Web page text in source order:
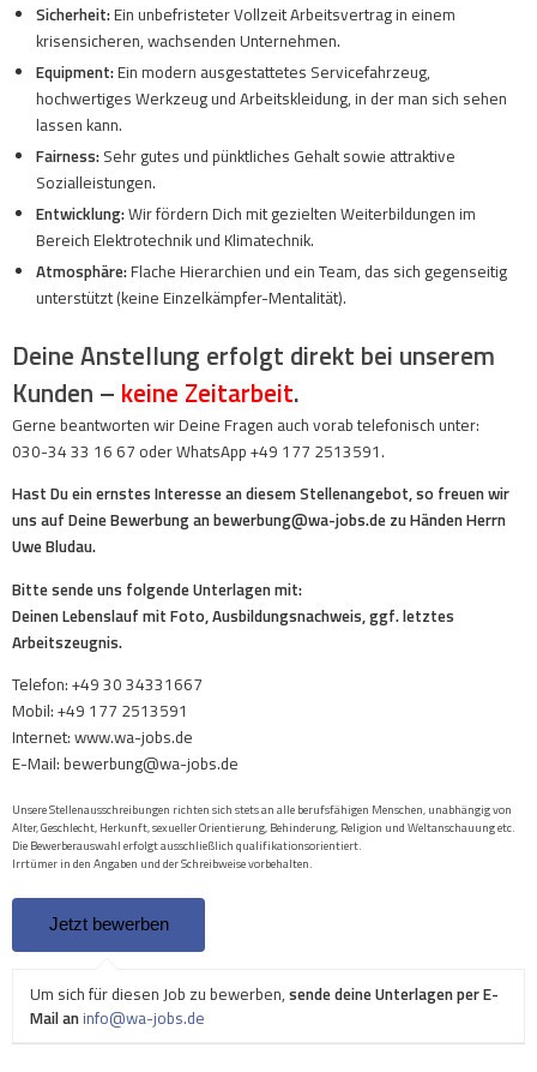
Sicherheit: Ein unbefristeter Vollzeit Arbeitsvertrag in einem
krisensicheren, wachsenden Unternehmen.
Equipment: Ein modern ausgestattetes Servicefahrzeug,
hochwertiges Werkzeug und Arbeitskleidung, in der man sich sehen
lassen kann.
Fairness: Sehr gutes und pünktliches Gehalt sowie attraktive
Sozialleistungen.
Entwicklung:Wir fördern Dich mit gezielten Weiterbildungen im
Bereich Elektrotechnik und Klimatechnik.
Atmosphäre: Flache Hierarchien und ein Team, das sich gegenseitig
unterstützt (keine Einzelkämpfer-Mentalität).
Deine Anstellung erfolgt direkt bei unserem
Kunden – keine Zeitarbeit.
Gerne beantworten wir Deine Fragen auch vorab telefonisch unter:
030-34 33 16 67 oder WhatsApp +49 177 2513591.
Hast Du ein ernstes Interesse an diesem Stellenangebot, so freuen wir
uns auf Deine Bewerbung an bewerbung@wa-jobs.de zu Händen Herrn
Uwe Bludau.
Bitte sende uns folgende Unterlagen mit:
Deinen Lebenslauf mit Foto, Ausbildungsnachweis, ggf. letztes
Arbeitszeugnis.
Telefon: +49 30 34331667
Mobil: +49 177 2513591
Internet: www.wa-jobs.de
E-Mail: bewerbung@wa-jobs.de
Unsere Stellenausschreibungen richten sich stets an alle berufsfähigen Menschen, unabhängig von
Alter, Geschlecht, Herkunft, sexueller Orientierung, Behinderung, Religion und Weltanschauung etc.
Die Bewerberauswahl erfolgt ausschließlich qualifikationsorientiert.
Irrtümer in den Angaben und der Schreibweise vorbehalten.
Um sich für diesen Job zu bewerben, sende deine Unterlagen per E-
Mail an info@wa-jobs.de